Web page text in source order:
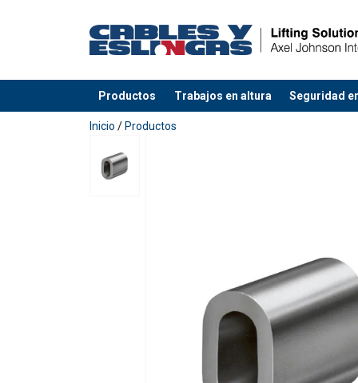
Productos Trabajos en altura Seguridad
Agregado a su presupuesto
Inicio / Productos